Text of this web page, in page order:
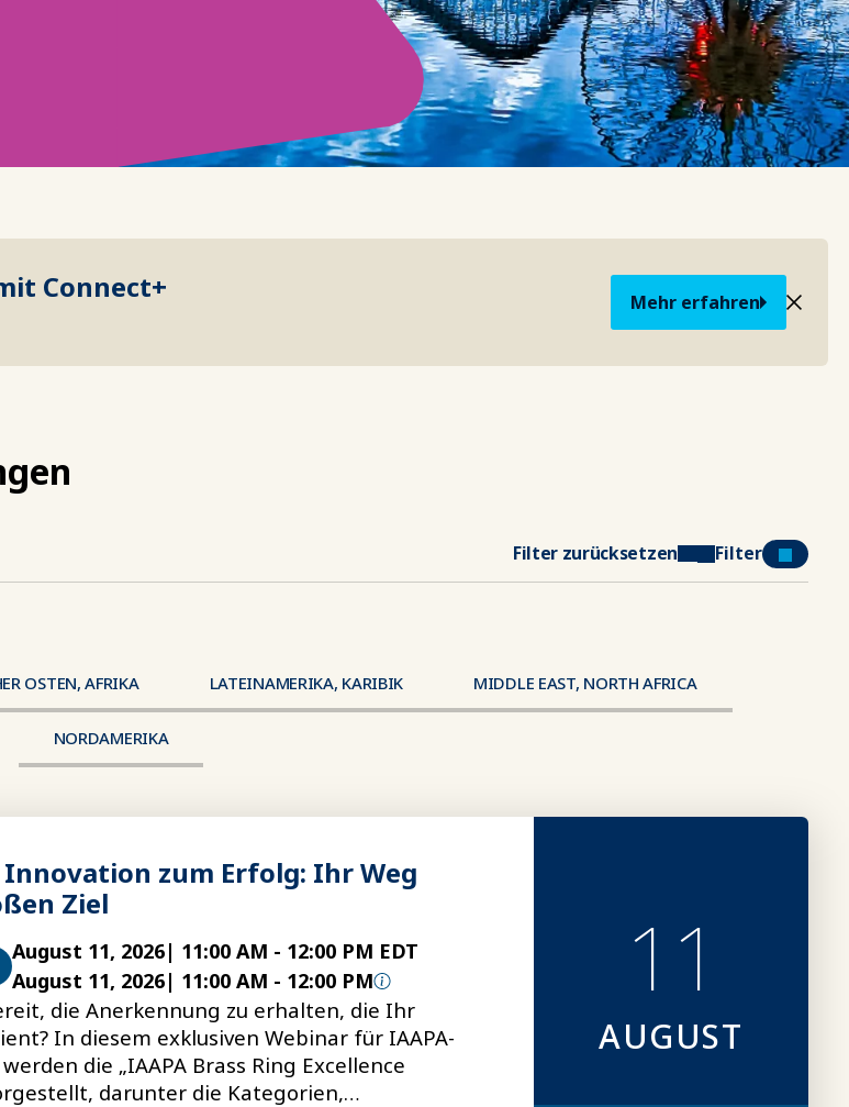
Connect+
Mehr erfahren
Filter zurücksetzen Filter
OSTEN, AFRIKA LATEINAMERIKA, KARIBIK MIDDLE EAST, NORTH AFRICA
NORDAMERIKA
zum Erfolg: Ihr Weg
Ziel
August 11, 2026| 11:00 AM - 12:00 PM EDT
August 11, 2026| 11:00 AM - 12:00 PM
die Anerkennung zu erhalten, die Ihr
In diesem exklusiven Webinar für IAAPA-
die „IAAPA Brass Ring Excellence
darunter die Kategorien,
11
AUGUST